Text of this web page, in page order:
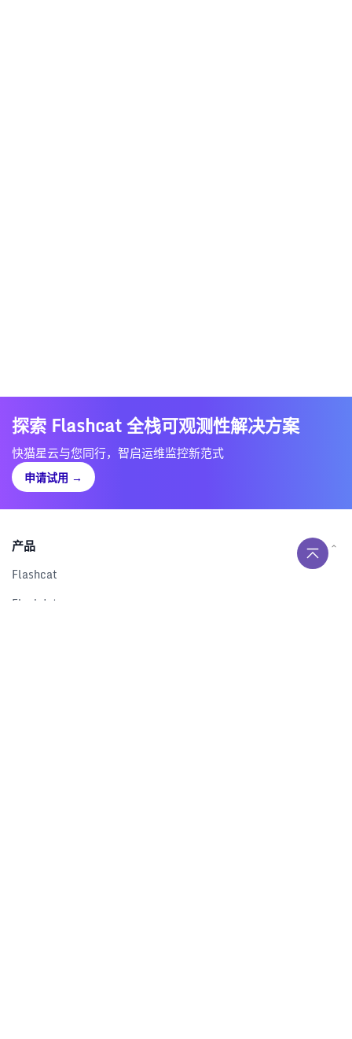
探索 Flashcat 全栈可观测性解决方案
快猫星云与您同行，智启运维监控新范式
申请试用 →
产品
Flashcat
Flashduty